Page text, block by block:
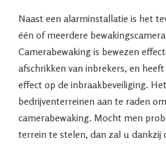
Naast een alarminstallatie is het
één of meerdere
Camerabewaking is bewezen
afschrikken van inbrekers, en
effect op de inbraakbeveiliging.
bedrijventerreinen aan te raden
camerabewaking. Mocht men
terrein te stelen, dan zal u dankzij